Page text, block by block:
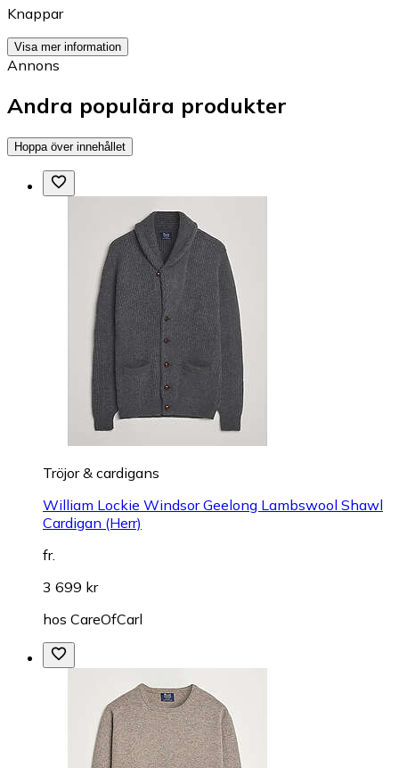
Knappar
Visa mer information
Annons
Andra populära produkter
Hoppa över innehållet
Tröjor & cardigans
William Lockie Windsor Geelong Lambswool Shawl
Cardigan (Herr)
fr.
3 699 kr
hos CareOfCarl